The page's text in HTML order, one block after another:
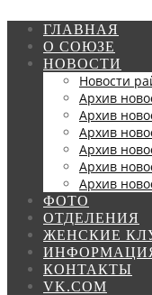
ГЛАВНАЯ
О СОЮЗЕ
НОВОСТИ
Новости
Архив
Архив
Архив
Архив
Архив
Архив
ФОТО
ОТДЕЛЕНИЯ
ЖЕНСКИЕ
КОНТАКТЫ
VK.COM